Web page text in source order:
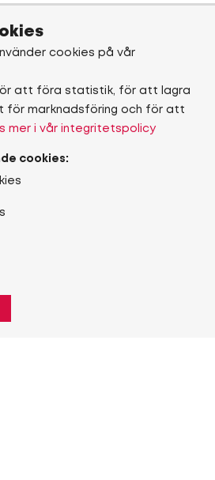
cookies på vår
att föra statistik, för att lagra
för marknadsföring och för att
mer i vår integritetspolicy
cookies: